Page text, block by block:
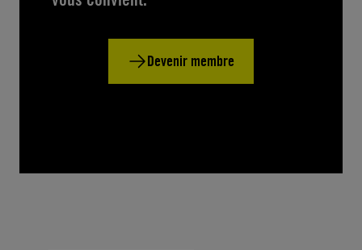
Devenir membre